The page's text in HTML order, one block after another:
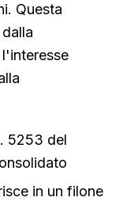
Questa
5253 del
in un filone